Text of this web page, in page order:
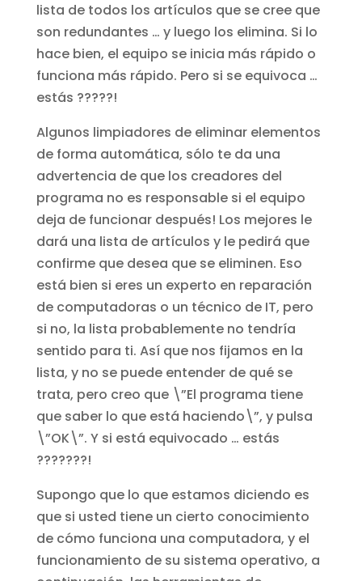
lista de todos los artículos que se cree que
son redundantes … y luego los elimina. Si lo
hace bien, el equipo se inicia más rápido o
funciona más rápido. Pero si se equivoca …
estás ?????!
Algunos limpiadores de eliminar elementos
de forma automática, sólo te da una
advertencia de que los creadores del
programa no es responsable si el equipo
deja de funcionar después! Los mejores le
dará una lista de artículos y le pedirá que
confirme que desea que se eliminen. Eso
está bien si eres un experto en reparación
de computadoras o un técnico de IT, pero
si no, la lista probablemente no tendría
sentido para ti. Así que nos fijamos en la
lista, y no se puede entender de qué se
trata, pero creo que \”El programa tiene
que saber lo que está haciendo\”, y pulsa
\”OK\”. Y si está equivocado … estás
???????!
Supongo que lo que estamos diciendo es
que si usted tiene un cierto conocimiento
de cómo funciona una computadora, y el
funcionamiento de su sistema operativo, a